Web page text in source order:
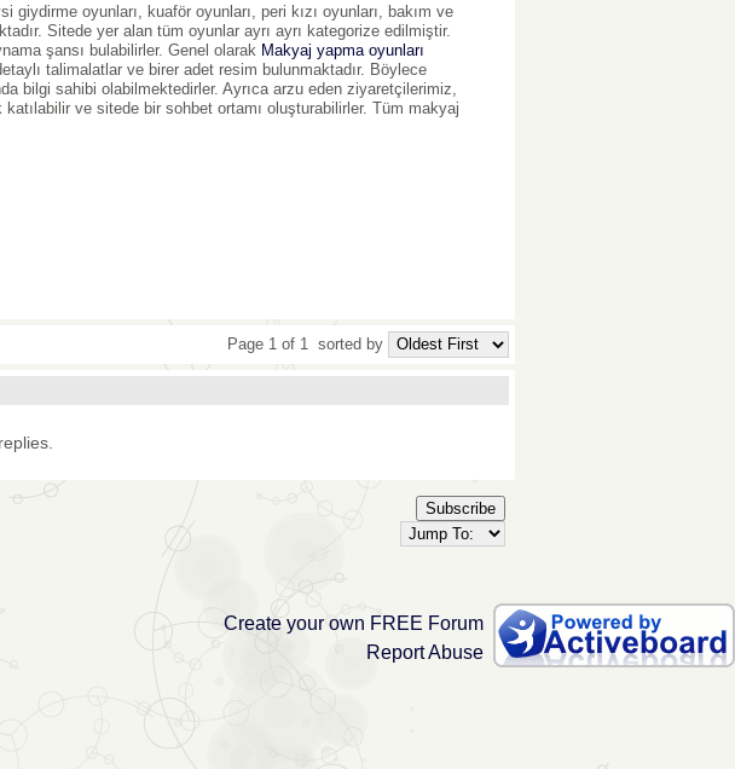
oyunları, kuaför oyunları, peri kızı oyunları, bakım ve
Sitede yer alan tüm oyunlar ayrı ayrı kategorize edilmiştir.
şansı bulabilirler. Genel olarak Makyaj yapma oyunları
talimalatlar ve birer adet resim bulunmaktadır. Böylece
bilgi sahibi olabilmektedirler. Ayrıca arzu eden ziyaretçilerimiz,
katılabilir ve sitede bir sohbet ortamı oluşturabilirler. Tüm makyaj
Page 1 of 1 sorted by
Subscribe
Create your own FREE Forum
Report Abuse